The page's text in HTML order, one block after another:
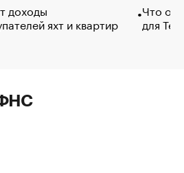
доходы
яхт и квартир
Что
для
ФНС